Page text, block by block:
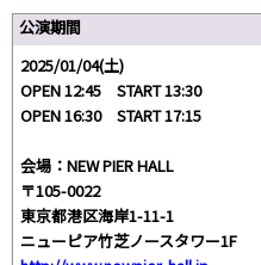
公演期間
2025/01/04(土)
OPEN 12:45 START 13:30
OPEN 16:30 START 17:15
会場：NEW PIER HALL
〒105-0022
東京都港区海岸1-11-1
ニューピア竹芝ノースタワー1F